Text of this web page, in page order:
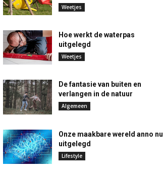
Weetjes
Hoe werkt de waterpas
uitgelegd
Weetjes
De fantasie van buiten en
verlangen in de natuur
Algemeen
Onze maakbare wereld anno nu
uitgelegd
Lifestyle